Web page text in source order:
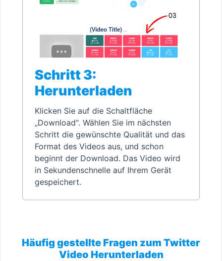
Schritt 3:
Herunterladen
Klicken Sie auf die Schaltfläche
„Download“. Wählen Sie im nächsten
Schritt die gewünschte Qualität und das
Format des Videos aus, und schon
beginnt der Download. Das Video wird
in Sekundenschnelle auf Ihrem Gerät
gespeichert.
Häufig gestellte Fragen zum Twitter
Video Herunterladen